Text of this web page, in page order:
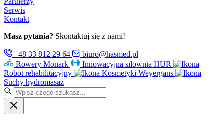
Serwis
Kontakt
Masz pytania? Skontaktuj się z nami!
+48 33 812 29 64
biuro@hasmed.pl
Rowery Monark
Innowacyjna siłownia HUR
Robot rehabilitacyjny
Kosmetyki Weyergans
Suchy hydromasaż